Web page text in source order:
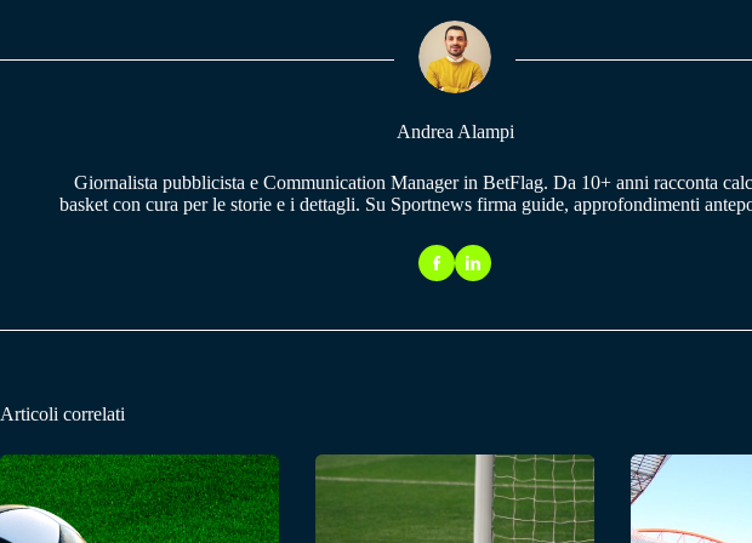
pp m
Andrea Alampi
Giornalista pubblicista e Communication Manager in BetFlag. Da 10+ anni racconta
basket con cura per le storie e i dettagli. Su Sportnews firma guide, approfondimenti
Articoli correlati